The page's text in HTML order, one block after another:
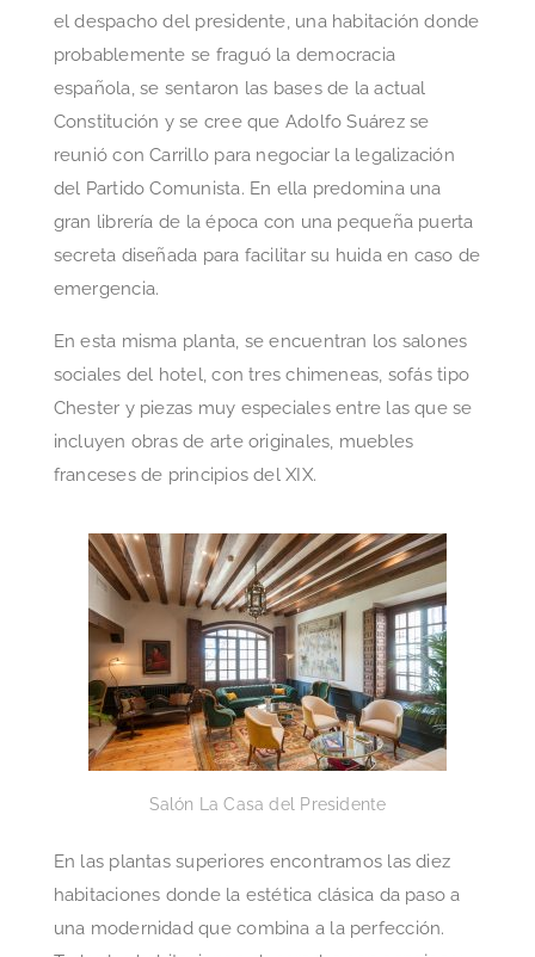
el despacho del presidente, una habitación donde
probablemente se fraguó la democracia
española, se sentaron las bases de la actual
Constitución y se cree que Adolfo Suárez se
reunió con Carrillo para negociar la legalización
del Partido Comunista. En ella predomina una
gran librería de la época con una pequeña puerta
secreta diseñada para facilitar su huida en caso de
emergencia.
En esta misma planta, se encuentran los salones
sociales del hotel, con tres chimeneas, sofás tipo
Chester y piezas muy especiales entre las que se
incluyen obras de arte originales, muebles
franceses de principios del XIX.
Salón La Casa del Presidente
En las plantas superiores encontramos las diez
habitaciones donde la estética clásica da paso a
una modernidad que combina a la perfección.